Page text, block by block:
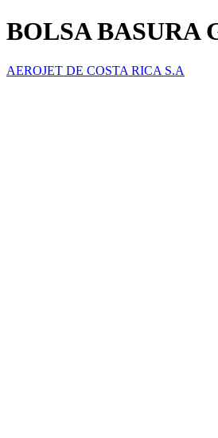
BOLSA BASURA
AEROJET DE COSTA RICA S.A